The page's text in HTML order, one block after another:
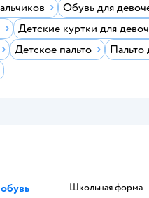
Обувь для
Детские куртки для
Детское пальто Пальто
Школьная форма